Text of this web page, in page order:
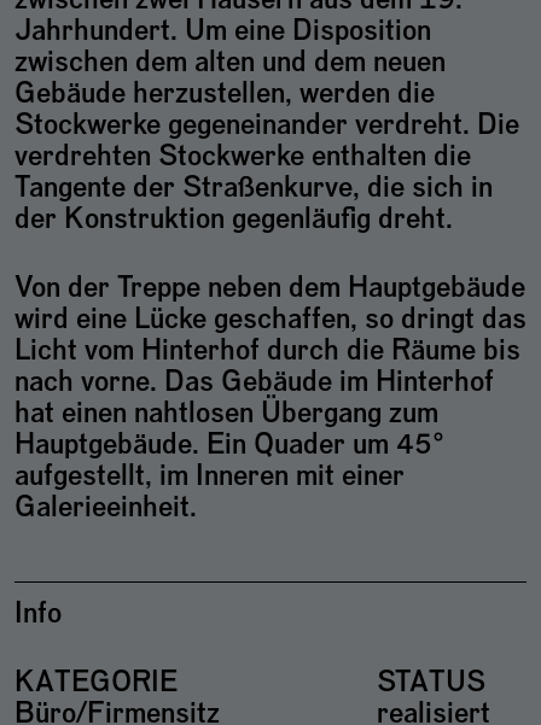
Arbeitsräume mit Licht und
optimalem Klima
Jahrhundert. Um eine Disposition
zwischen dem alten und dem neuen
Gebäude herzustellen, werden die
Stockwerke gegeneinander verdreht. Die
verdrehten Stockwerke enthalten die
Tangente der Straßenkurve, die sich in
der Konstruktion gegenläufig dreht.
Von der Treppe neben dem Hauptgebäude
wird eine Lücke geschaffen, so dringt das
Licht vom Hinterhof durch die Räume bis
nach vorne. Das Gebäude im Hinterhof
hat einen nahtlosen Übergang zum
Hauptgebäude. Ein Quader um 45°
aufgestellt, im Inneren mit einer
Galerieeinheit.
Info
KATEGORIE
Büro/Firmensitz
STATUS
realisiert